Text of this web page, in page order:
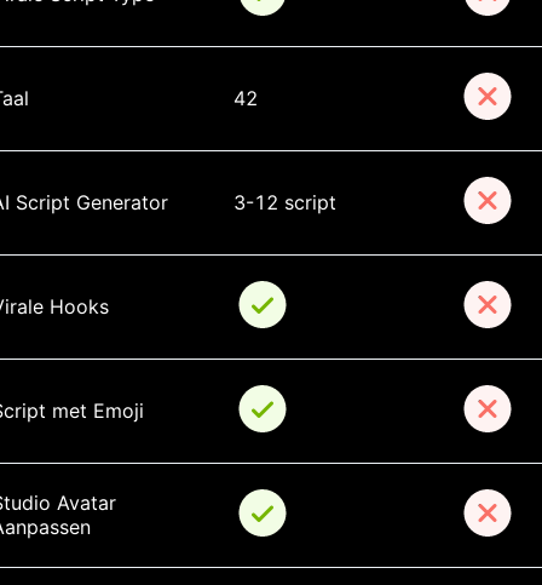
42
Script Generator 3-12 script
Hooks
met Emoji
Avatar